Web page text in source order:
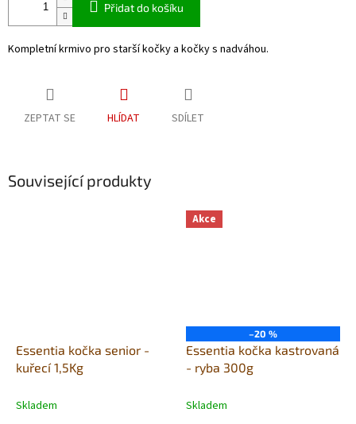
Přidat do košíku
Kompletní krmivo pro starší kočky a kočky s nadváhou.
ZEPTAT SE HLÍDAT SDÍLET
Související produkty
Essentia kočka senior -
kuřecí 1,5Kg
Skladem
Akce
–20 %
Essentia kočka kastrovaná
- ryba 300g
Skladem